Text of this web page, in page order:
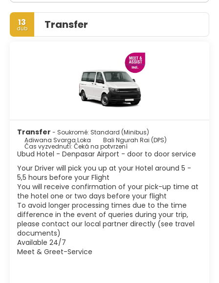
13
dub Transfer
Transfer - Soukromé: Standard (Minibus)
Adiwana Svarga Loka
Bali Ngurah Rai (DPS)
Čas vyzvednutí: Čeká na potvrzení
Ubud Hotel - Denpasar Airport - door to door service
Your Driver will pick you up at your Hotel around 5 -
5,5 hours before your Flight
You will receive confirmation of your pick-up time at
the hotel one or two days before your flight
To avoid longer processing times due to the time
difference in the event of queries during your trip,
please contact our local partner directly (see travel
documents)
Available 24/7
Meet & Greet-Service